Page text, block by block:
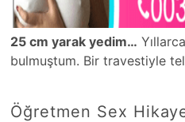
25 cm yarak yedim…
bulmuştum. Bir travestiyle
Öğretmen Sex